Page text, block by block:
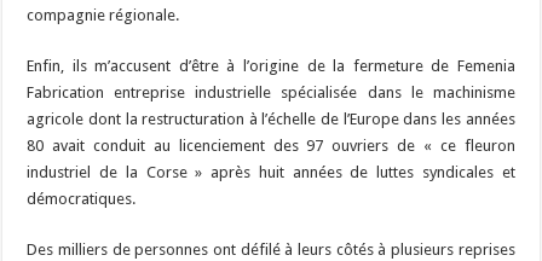
compagnie régionale.
Enfin, ils m’accusent d’être à l’origine de la fermeture de Femenia
Fabrication entreprise industrielle spécialisée dans le machinisme
agricole dont la restructuration à l’échelle de l’Europe dans les années
80 avait conduit au licenciement des 97 ouvriers de « ce fleuron
industriel de la Corse » après huit années de luttes syndicales et
démocratiques.
Des milliers de personnes ont défilé à leurs côtés à plusieurs reprises